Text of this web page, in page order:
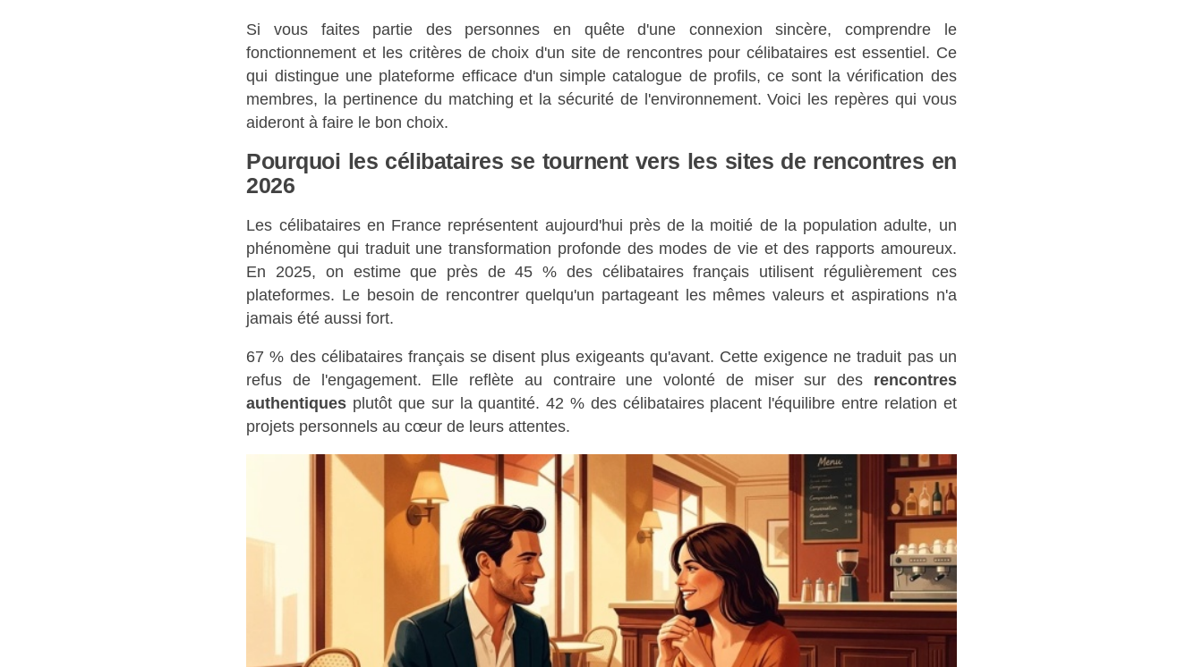
Si vous faites partie des personnes en quête d'une connexion sincère, comprendre le
fonctionnement et les critères de choix d'un site de rencontres pour célibataires est essentiel. Ce
qui distingue une plateforme efficace d'un simple catalogue de profils, ce sont la vérification des
membres, la pertinence du matching et la sécurité de l'environnement. Voici les repères qui vous
aideront à faire le bon choix.
Pourquoi les célibataires se tournent vers les sites de rencontres en
2026
Les célibataires en France représentent aujourd'hui près de la moitié de la population adulte, un
phénomène qui traduit une transformation profonde des modes de vie et des rapports amoureux.
En 2025, on estime que près de 45 % des célibataires français utilisent régulièrement ces
plateformes. Le besoin de rencontrer quelqu'un partageant les mêmes valeurs et aspirations n'a
jamais été aussi fort.
67 % des célibataires français se disent plus exigeants qu'avant. Cette exigence ne traduit pas un
refus de l'engagement. Elle reflète au contraire une volonté de miser sur des rencontres
authentiques plutôt que sur la quantité. 42 % des célibataires placent l'équilibre entre relation et
projets personnels au cœur de leurs attentes.